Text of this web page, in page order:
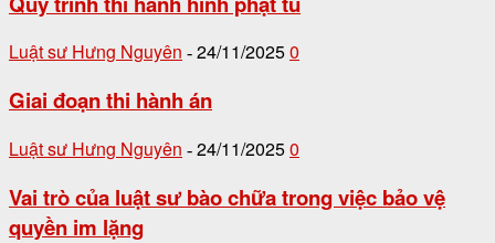
Luật sư Hưng Nguyên - 24/11/20250
Giai đoạn thi hành án
Luật sư Hưng Nguyên - 24/11/20250
Vai trò của luật sư bào chữa trong việc bảo vệ
quyền im lặng